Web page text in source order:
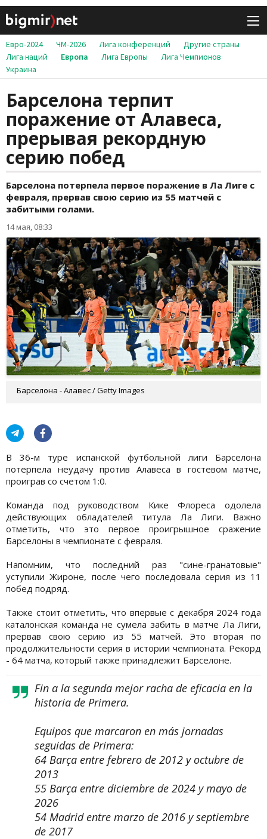
Евро-2024 ЧМ-2026 Лига конференций
Другие страны
Лига наций
Европа Лига Европы
Лига Чемпионов
Украина
Барселона терпит
поражение от Алавеса,
прерывая рекордную
серию побед
Барселона потерпела первое поражение в Ла Лиге с
февраля, прервав свою серию из 55 матчей с
забитыми голами.
14 мая, 08:33
Барселона - Алавес / Getty Images
В 36-м туре испанской футбольной лиги Барселона
потерпела неудачу против Алавеса в гостевом матче,
проиграв со счетом 1:0.
Команда под руководством Кике Флореса одолела
действующих обладателей титула Ла Лиги. Важно
отметить, что это первое проигрышное сражение
Барселоны в чемпионате с февраля.
Напомним, что последний раз "сине-гранатовые"
уступили Жироне, после чего последовала серия из 11
побед подряд.
Также стоит отметить, что впервые с декабря 2024 года
каталонская команда не сумела забить в матче Ла Лиги,
прервав свою серию из 55 матчей. Это вторая по
продолжительности серия в истории чемпионата. Рекорд
- 64 матча, который также принадлежит Барселоне.
Fin a la segunda mejor racha de eficacia en la
historia de Primera.
Equipos que marcaron en más jornadas
seguidas de Primera:
64 Barça entre febrero de 2012 y octubre de
2013
55 Barça entre diciembre de 2024 y mayo de
2026
54 Madrid entre marzo de 2016 y septiembre
de 2017